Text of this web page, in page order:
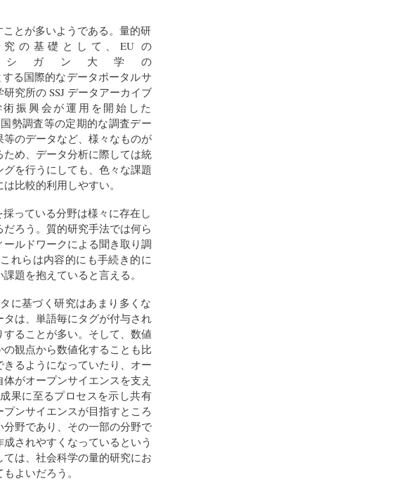
とが多いようである。量的研
の基礎として、EU の
ガン大学の
る国際的なデータポータルサ
究所の SSJ データアーカイブ
振興会が運用を開始した
勢調査等の定期的な調査デー
のデータなど、様々なものが
め、データ分析に際しては統
を行うにしても、色々な課題
比較的利用しやすい。
っている分野は様々に存在し
ろう。質的研究手法では何ら
ルドワークによる聞き取り調
れらは内容的にも手続き的に
題を抱えていると言える。
に基づく研究はあまり多くな
は、単語毎にタグが付与され
ることが多い。そして、数値
観点から数値化することも比
るようになっていたり、オー
がオープンサイエンスを支え
果に至るプロセスを示し共有
ンサイエンスが目指すところ
野であり、その一部の分野で
されやすくなっているという
は、社会科学の量的研究にお
よいだろう。